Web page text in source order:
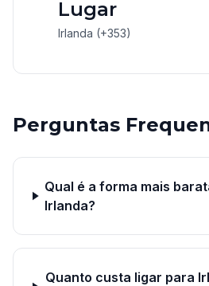
Lugar
Irlanda (+353)
Perguntas
Qual é a forma mais
Irlanda?
Quanto custa ligar para